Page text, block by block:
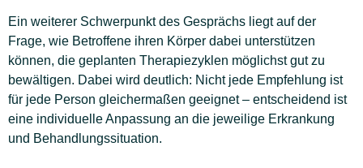
Ein weiterer Schwerpunkt des Gesprächs liegt auf der
Frage, wie Betroffene ihren Körper dabei unterstützen
können, die geplanten Therapiezyklen möglichst gut zu
bewältigen. Dabei wird deutlich: Nicht jede Empfehlung ist
für jede Person gleichermaßen geeignet – entscheidend ist
eine individuelle Anpassung an die jeweilige Erkrankung
und Behandlungssituation.